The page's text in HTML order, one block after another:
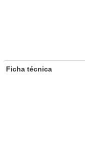
Ficha técnica